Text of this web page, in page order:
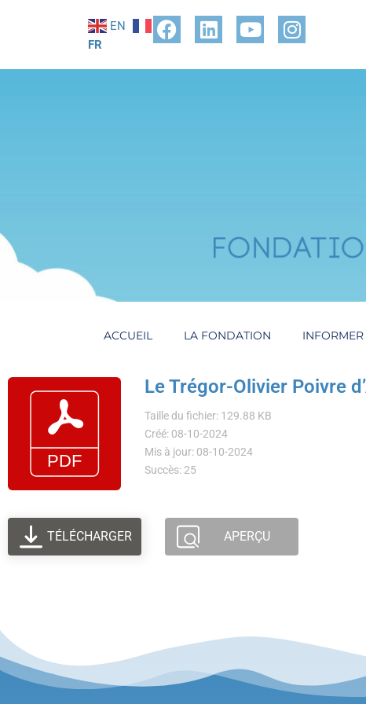
EN
FR
ACCUEIL LA FONDATION INFORMER
Le Trégor-Olivier Poivre
Taille du fichier: 129.88 KB
Créé: 08-10-2024
Mis à jour: 08-10-2024
Succès: 25
TÉLÉCHARGER APERÇU